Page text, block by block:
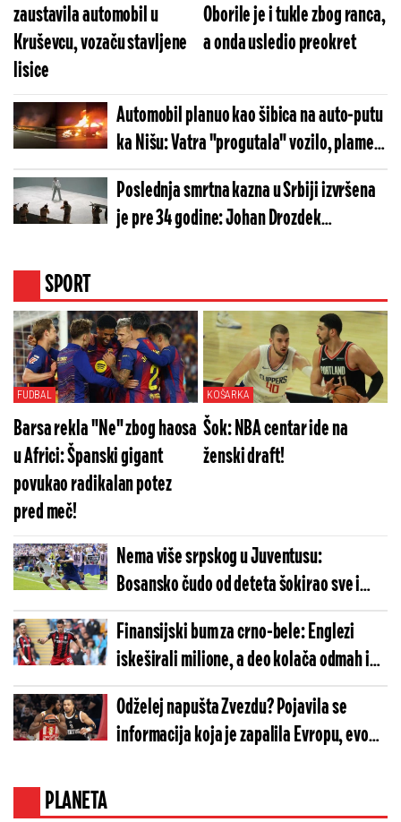
zaustavila automobil u
Kruševcu, vozaču stavljene
lisice
Oborile je i tukle zbog ranca,
a onda usledio preokret
Automobil planuo kao šibica na auto-putu
ka Nišu: Vatra "progutala" vozilo, plamen
zahvatio i travu pored puta (VIDEO)
Poslednja smrtna kazna u Srbiji izvršena
je pre 34 godine: Johan Drozdek
SPORT
FUDBAL
Barsa rekla "Ne" zbog haosa
u Africi: Španski gigant
povukao radikalan potez
pred meč!
KOŠARKA
Šok: NBA centar ide na
ženski draft!
Nema više srpskog u Juventusu:
Bosansko čudo od deteta šokirao sve i
pričao na albanskom!
Finansijski bum za crno-bele: Englezi
iskeširali milione, a deo kolača odmah ide
Partizanu!
Odželej napušta Zvezdu? Pojavila se
informacija koja je zapalila Evropu, evo
PLANETA